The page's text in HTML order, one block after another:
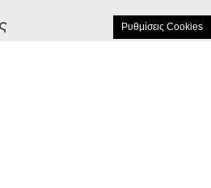
Ρυθμίσεις Cookies